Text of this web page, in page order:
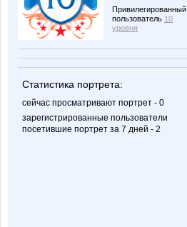
Привилегированный
пользователь 10
уровня
Статистика портрета:
сейчас просматривают портрет - 0
зарегистрированные пользователи
посетившие портрет за 7 дней - 2